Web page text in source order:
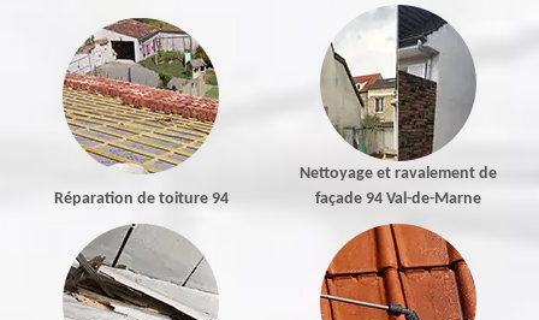
Réparation de toiture 94
Nettoyage et ravalement de
façade 94 Val-de-Marne